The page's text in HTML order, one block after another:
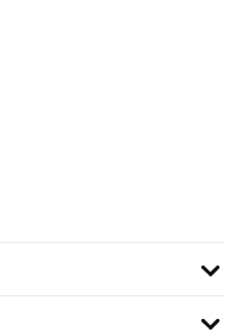
ich nur weiterempfehlen.